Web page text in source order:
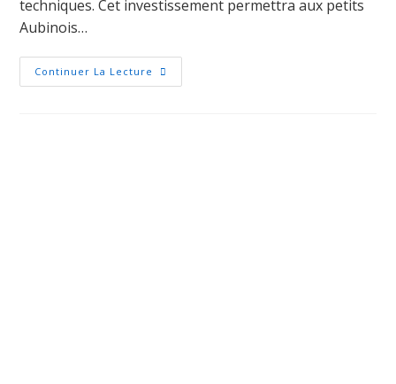
techniques. Cet investissement permettra aux petits
Aubinois…
Continuer La Lecture